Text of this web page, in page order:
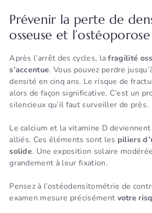
Prévenir la perte de
osseuse et l’ostéoporose
Après l’arrêt des cycles, lafragilité
s’accentue. Vous pouvez perdre
densité en cinq ans. Le risque de
alors de façon significative. C’est un
silencieux qu’il faut surveiller de près.
Le calcium et la vitamine D
alliés. Ces éléments sont les piliers
solide. Une exposition solaire
grandement à leur fixation.
Pensez à l’ostéodensitométrie de
examen mesure précisément votre